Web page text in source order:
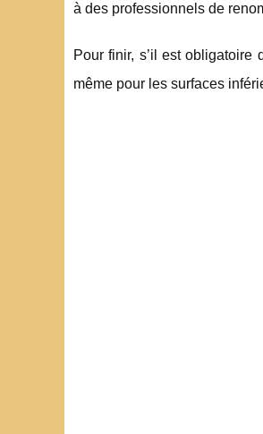
à des professionnels de
Pour finir, s’il est
même pour les surfaces